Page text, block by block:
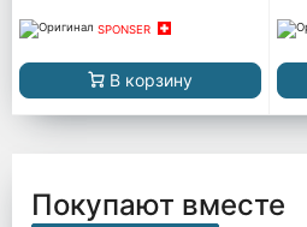
SPONSER
В корзину
Покупают вместе